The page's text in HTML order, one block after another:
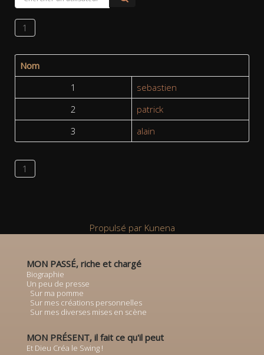
1
Nom
1
sebastien
2
patrick
3
alain
1
Propulsé par Kunena
MON PASSÉ, riche et chargé
Biographie
Un peu de presse
Sur ma pomme
Sur mes créations personnelles
Sur mes diverses mises en scène
MON PRÉSENT, il fait ce qu'il peut
Et Dieu Créa le Swing !